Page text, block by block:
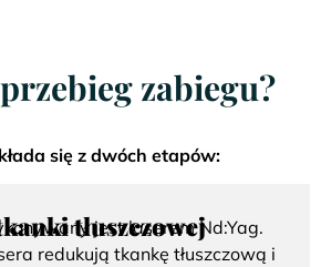
zabiegu?
się z dwóch etapów:
tłuszczowej
jest laserem Nd:Yag.
redukują tkankę tłuszczową i